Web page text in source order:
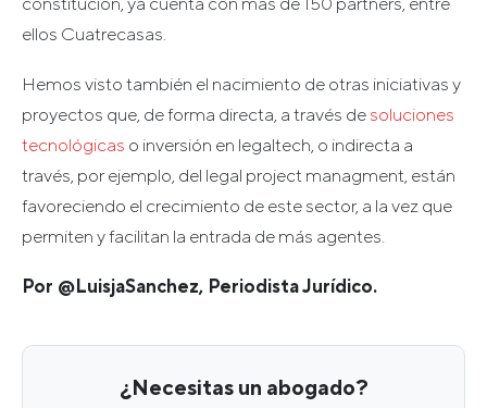
ellos Cuatrecasas.
Hemos visto también el nacimiento de otras iniciativas y
proyectos que, de forma directa, a través de soluciones
tecnológicas o inversión en legaltech, o indirecta a
través, por ejemplo, del legal project managment, están
favoreciendo el crecimiento de este sector, a la vez que
permiten y facilitan la entrada de más agentes.
Por @LuisjaSanchez, Periodista Jurídico.
¿Necesitas un abogado?